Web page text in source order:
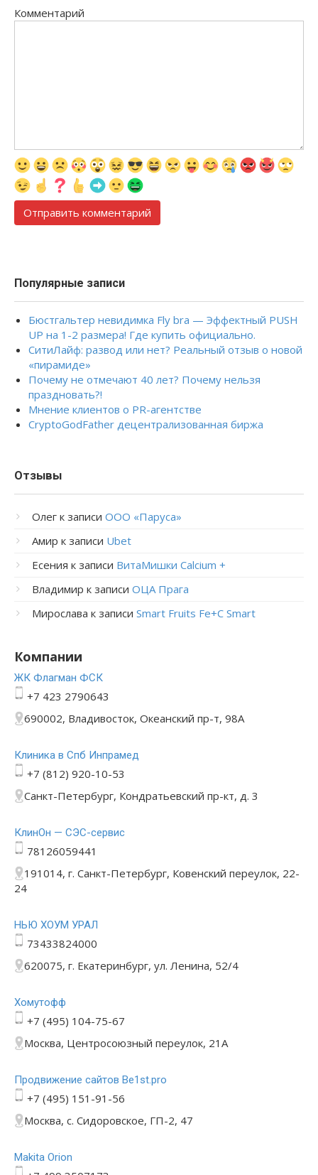
Комментарий
Популярные записи
Бюстгальтер невидимка Fly bra — Эффектный PUSH
UP на 1-2 размера! Где купить официально.
СитиЛайф: развод или нет? Реальный отзыв о новой
«пирамиде»
Почему не отмечают 40 лет? Почему нельзя
праздновать?!
Мнение клиентов о PR-агентстве
CryptoGodFather децентрализованная биржа
Отзывы
Олег к записи ООО «Паруса»
Амир к записи Ubet
Есения к записи ВитаМишки Calcium +
Владимир к записи ОЦА Прага
Мирослава к записи Smart Fruits Fe+C Smart
Компании
ЖК Флагман ФСК
+7 423 2790643
690002, Владивосток, Океанский пр-т, 98А
Клиника в Спб Инпрамед
+7 (812) 920-10-53
Санкт-Петербург, Кондратьевский пр-кт, д. 3
КлинОн — СЭС-сервис
78126059441
191014, г. Санкт-Петербург, Ковенский переулок, 22-
24
НЬЮ ХОУМ УРАЛ
73433824000
620075, г. Екатеринбург, ул. Ленина, 52/4
Хомутофф
+7 (495) 104-75-67
Москва, Центросоюзный переулок, 21А
Продвижение сайтов Be1st.pro
+7 (495) 151-91-56
Москва, с. Сидоровское, ГП-2, 47
Makita Orion